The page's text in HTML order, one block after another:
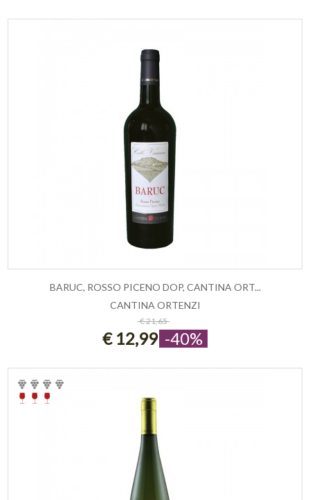
ESAURITO
BARUC, ROSSO PICENO DOP, CANTINA ORT...
CANTINA ORTENZI
€ 21,65
€ 12,99 -40%